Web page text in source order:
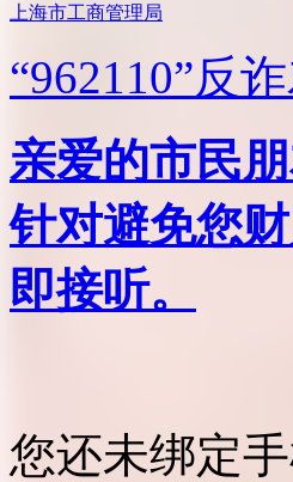
上海市工商管理局
“962110”反
亲爱的市民
针对避免您
即接听。
您还未绑定